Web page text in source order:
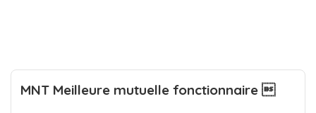
MNT Meilleure mutuelle fonctionnaire 